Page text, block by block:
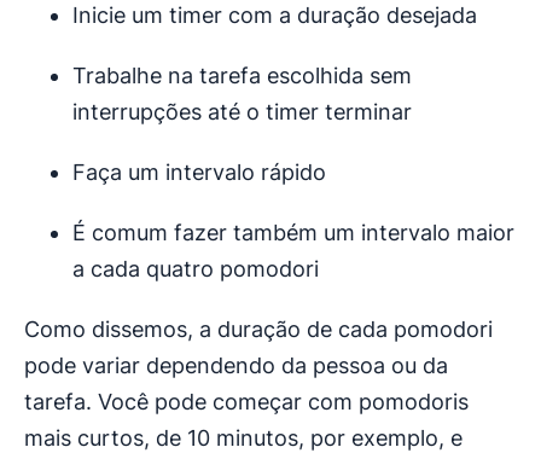
Inicie um timer com a duração desejada
Trabalhe na tarefa escolhida sem
interrupções até o timer terminar
Faça um intervalo rápido
É comum fazer também um intervalo maior
a cada quatro pomodori
Como dissemos, a duração de cada pomodori
pode variar dependendo da pessoa ou da
tarefa. Você pode começar com pomodoris
mais curtos, de 10 minutos, por exemplo, e